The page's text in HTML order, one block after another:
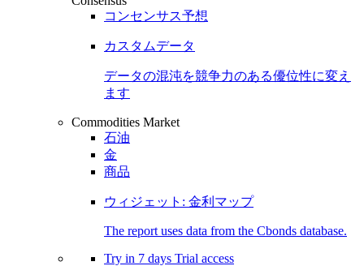
コンセンサス予想
カスタムデータ
データの混沌を競争力のある優位性に変え
ます
Commodities Market
石油
金
商品
ウィジェット: 金利マップ
The report uses data from the Cbonds database.
Try in 7 days Trial access